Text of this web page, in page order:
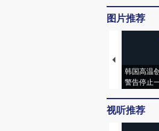
图片推荐
韩国高温
警告停止
视听推荐